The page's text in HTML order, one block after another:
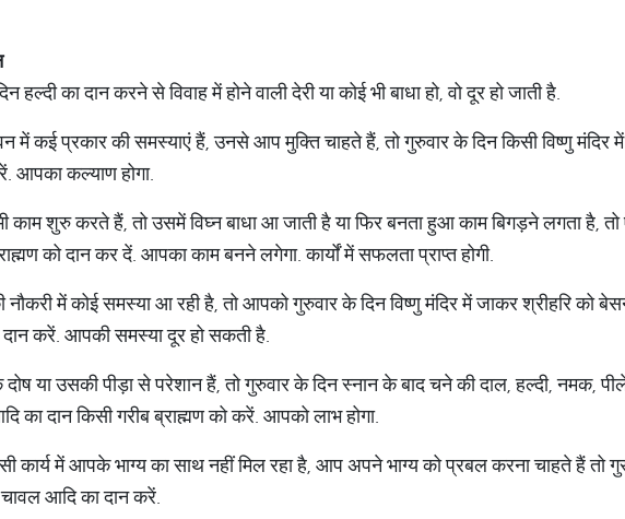
हल्दी का दान करने से विवाह में होने वाली देरी या कोई भी बाधा हो, वो दूर हो जाती है.
में कई प्रकार की समस्याएं हैं, उनसे आप मुक्ति चाहते हैं, तो गुरुवार के दिन किसी विष्णु मंदिर
आपका कल्याण होगा.
काम शुरु करते हैं, तो उसमें विघ्न बाधा आ जाती है या फिर बनता हुआ काम बिगड़ने लगता है,
को दान कर दें. आपका काम बनने लगेगा. कार्यों में सफलता प्राप्त होगी.
में कोई समस्या आ रही है, तो आपको गुरुवार के दिन विष्णु मंदिर में जाकर श्रीहरि
दान करें. आपकी समस्या दूर हो सकती है.
या उसकी पीड़ा से परेशान हैं, तो गुरुवार के दिन स्नान के बाद चने की दाल, हल्दी, नमक,
का दान किसी गरीब ब्राह्मण को करें. आपको लाभ होगा.
कार्य में आपके भाग्य का साथ नहीं मिल रहा है, आप अपने भाग्य को प्रबल करना चाहते हैं
आदि का दान करें.